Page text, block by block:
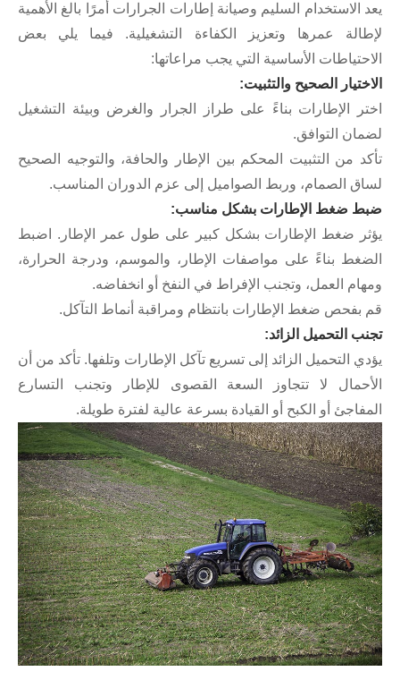
الاستخدام السليم وصيانة إطارات الجرارات أمرًا بالغ الأهمية
عمرها وتعزيز الكفاءة التشغيلية. فيما يلي بعض
الأساسية التي يجب مراعاتها:
الصحيح والتثبيت:
الإطارات بناءً على طراز الجرار والغرض وبيئة التشغيل
التوافق.
من التثبيت المحكم بين الإطار والحافة، والتوجيه الصحيح
الصمام، وربط الصواميل إلى عزم الدوران المناسب.
ضغط الإطارات بشكل مناسب:
ضغط الإطارات بشكل كبير على طول عمر الإطار. اضبط
بناءً على مواصفات الإطار، والموسم، ودرجة الحرارة،
العمل، وتجنب الإفراط في النفخ أو انخفاضه.
ضغط الإطارات بانتظام ومراقبة أنماط التآكل.
التحميل الزائد:
التحميل الزائد إلى تسريع تآكل الإطارات وتلفها. تأكد من أن
لا تتجاوز السعة القصوى للإطار وتجنب التسارع
أو الكبح أو القيادة بسرعة عالية لفترة طويلة.